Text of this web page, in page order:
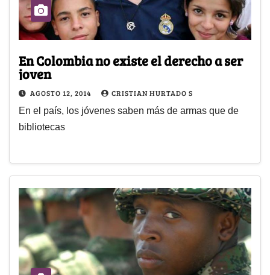
En Colombia no existe el derecho a ser
joven
AGOSTO 12, 2014 CRISTIAN HURTADO S
En el país, los jóvenes saben más de armas que de
bibliotecas